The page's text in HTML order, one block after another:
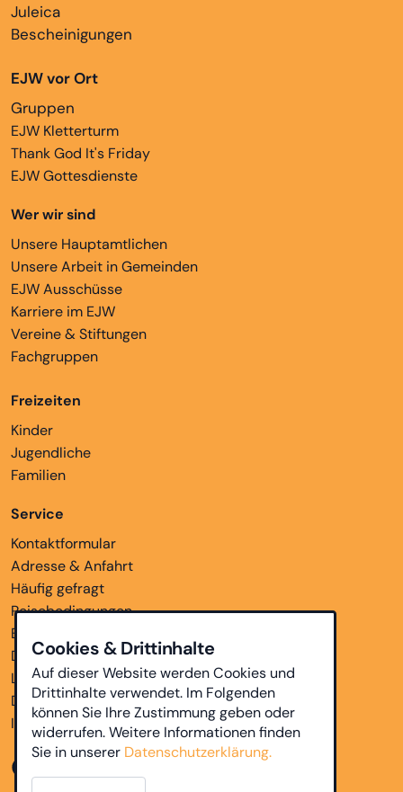
Juleica
Bescheinigungen
EJW vor Ort
Gruppen
EJW Kletterturm
Thank God It's Friday
EJW Gottesdienste
Wer wir sind
Unsere Hauptamtlichen
Unsere Arbeit in Gemeinden
EJW Ausschüsse
Karriere im EJW
Vereine & Stiftungen
Fachgruppen
Freizeiten
Kinder
Jugendliche
Familien
Service
Kontaktformular
Adresse & Anfahrt
Häufig gefragt
Reisebedingungen
Bankverbindungen
Downloads
Links
Datenschutz
Impressum
Cookies & Drittinhalte
Auf dieser Website werden Cookies und
Drittinhalte verwendet. Im Folgenden
können Sie Ihre Zustimmung geben oder
widerrufen. Weitere Informationen finden
Sie in unserer Datenschutzerklärung.